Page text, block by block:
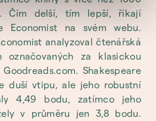
Čím delší, tím lepší, říkají
Economist na svém webu.
analyzoval čtenářská
označovaných za klasickou
Shakespeare
duší vtipu, ale jeho robustní
4,49 bodu, zatímco jeho
v průměru jen 3,8 bodu.